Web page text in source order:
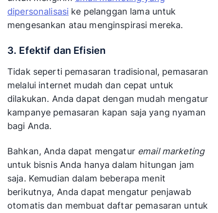
dipersonalisasi ke pelanggan lama untuk
mengesankan atau menginspirasi mereka.
3. Efektif dan Efisien
Tidak seperti pemasaran tradisional, pemasaran
melalui internet mudah dan cepat untuk
dilakukan. Anda dapat dengan mudah mengatur
kampanye pemasaran kapan saja yang nyaman
bagi Anda.
Bahkan, Anda dapat mengatur email marketing
untuk bisnis Anda hanya dalam hitungan jam
saja. Kemudian dalam beberapa menit
berikutnya, Anda dapat mengatur penjawab
otomatis dan membuat daftar pemasaran untuk